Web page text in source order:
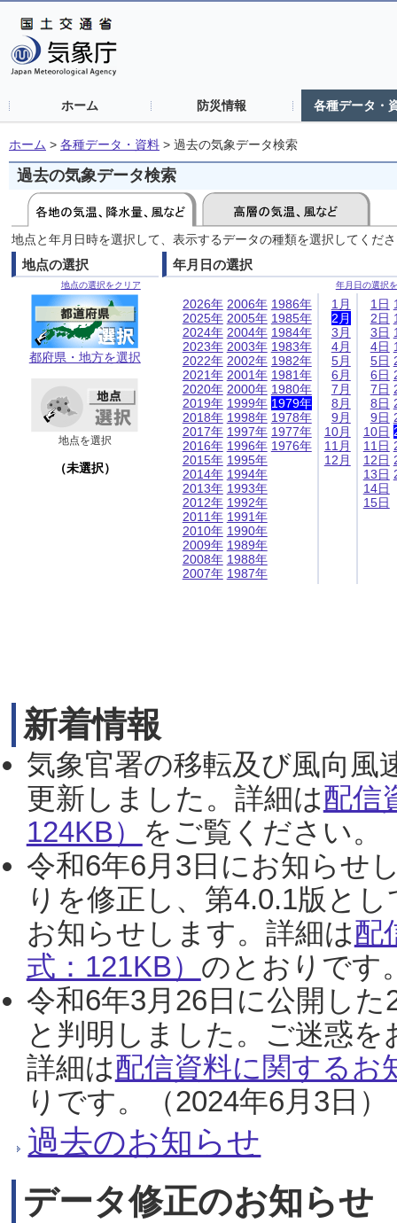
ホーム 防災情報 各種データ・
ホーム > 各種データ・資料 > 過去の気象データ検索
過去の気象データ検索
地点と年月日時を選択して、表示するデータの種類を選択してくだ
地点の選択
地点の選択をクリア
都府県・地方を選択
地点を選択
（未選択）
年月日の選択
年月日の選択
2026年
2025年
2024年
2023年
2022年
2021年
2020年
2019年
2018年
2017年
2016年
2015年
2014年
2013年
2012年
2011年
2010年
2009年
2008年
2007年
2006年
2005年
2004年
2003年
2002年
2001年
2000年
1999年
1998年
1997年
1996年
1995年
1994年
1993年
1992年
1991年
1990年
1989年
1988年
1987年
1986年
1985年
1984年
1983年
1982年
1981年
1980年
1979年
1978年
1977年
1976年
1月
2月
3月
4月
5月
6月
7月
8月
9月
10月
11月
12月
1日
2日
3日
4日
5日
6日
7日
8日
9日
10日
11日
12日
13日
14日
15日
新着情報
気象官署の移転及び風向風
更新しました。詳細は配信
124KB） をご覧ください。
令和6年6月3日にお知らせ
りを修正し、第4.0.1版と
お知らせします。詳細は配
式：121KB） のとおりです
令和6年3月26日に公開し
と判明しました。ご迷惑
詳細は配信資料に関するお
りです。（2024年6月3日）
過去のお知らせ
データ修正のお知らせ